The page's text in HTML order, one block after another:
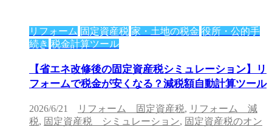
リフォーム 固定資産税 家・土地の税金 役所・公的手
続き 税金計算ツール
【省エネ改修後の固定資産税シミュレーション】リ
フォームで税金が安くなる？減税額自動計算ツール
2026/6/21 リフォーム 固定資産税, リフォーム 減
税, 固定資産税 シミュレーション, 固定資産税のオン